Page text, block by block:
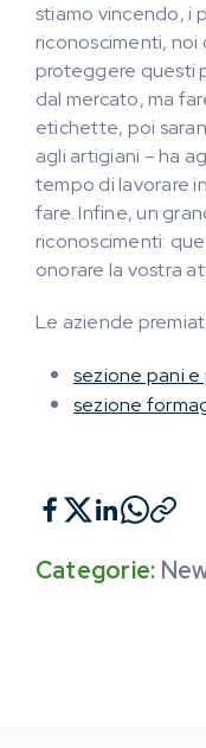
stiamo vincendo, i
riconoscimenti,
proteggere questi
dal mercato, ma
etichette, poi
agli artigiani – ha
tempo di lavorare
fare. Infine, un
riconoscimenti:
onorare la vostra
Le aziende
sezione pani
sezione
Categorie: